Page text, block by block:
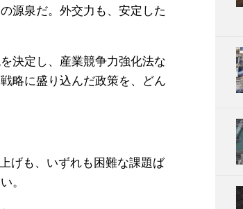
源泉だ。外交力も、安定した
決定し、産業競争力強化法な
略に盛り込んだ政策を、どん
げも、いずれも困難な課題ば
。